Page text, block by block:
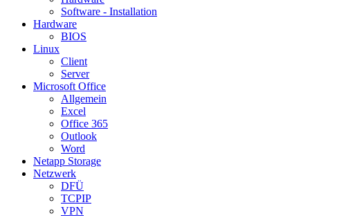
Software - Installation
Hardware
BIOS
Linux
Client
Server
Microsoft Office
Allgemein
Excel
Office 365
Outlook
Word
Netapp Storage
Netzwerk
DFÜ
TCPIP
VPN